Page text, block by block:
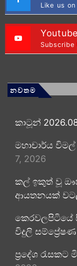
Like us
Youtube
Subscribe
නවතම
කාටූන්
මහාචාර්ය විමල්
7, 2026
කල් ඉකුත් වූ
ආයතනයක්
කෙරවලපිටියේ
විදුලි
ප්‍රදේශ රැසකට